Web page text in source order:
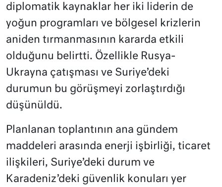
diplomatik kaynaklar her iki liderin de
yoğun programları ve bölgesel krizlerin
aniden tırmanmasının kararda etkili
olduğunu belirtti. Özellikle Rusya-
Ukrayna çatışması ve Suriye’deki
durumun bu görüşmeyi zorlaştırdığı
düşünüldü.
Planlanan toplantının ana gündem
maddeleri arasında enerji işbirliği, ticaret
ilişkileri, Suriye’deki durum ve
Karadeniz’deki güvenlik konuları yer